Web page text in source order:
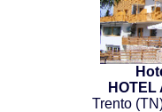
HOTEL
Trento